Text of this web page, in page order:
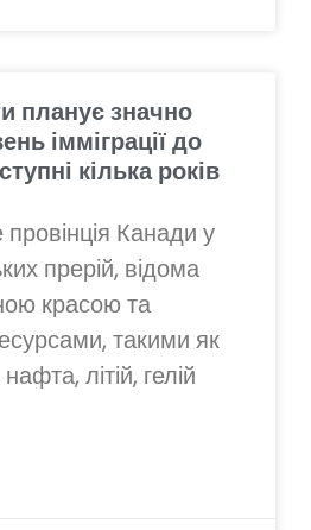
планує значно
імміграції до
кілька років
Канади у
прерій, відома
красою та
такими як
літій, гелій